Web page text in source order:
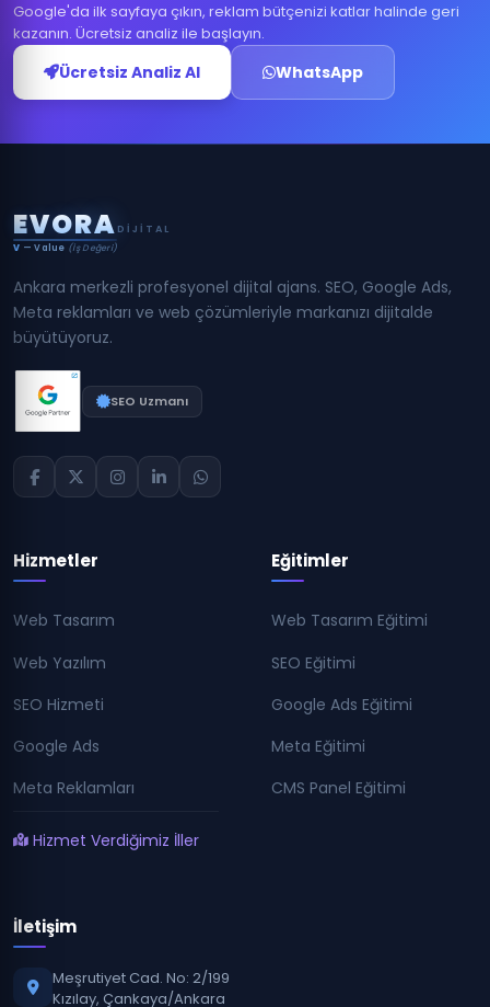
Google'da ilk sayfaya çıkın, reklam bütçenizi katlar halinde geri
kazanın. Ücretsiz analiz ile başlayın.
Ücretsiz Analiz Al WhatsApp
EVORA DIJITAL
V — Value (İş Değeri)
Ankara merkezli profesyonel dijital ajans. SEO, Google Ads,
Meta reklamları ve web çözümleriyle markanızı dijitalde
büyütüyoruz.
SEO Uzmanı
Hizmetler
Web Tasarım
Web Yazılım
SEO Hizmeti
Google Ads
Meta Reklamları
Hizmet Verdiğimiz İller
Eğitimler
Web Tasarım Eğitimi
SEO Eğitimi
Google Ads Eğitimi
Meta Eğitimi
CMS Panel Eğitimi
İletişim
Meşrutiyet Cad. No: 2/199
Kızılay, Çankaya/Ankara